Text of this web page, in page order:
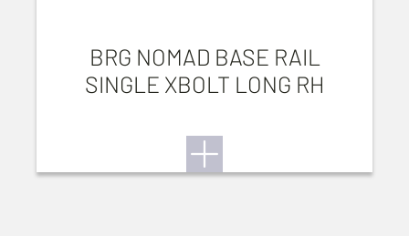
BRG NOMAD BASE RAIL
SINGLE XBOLT LONG RH